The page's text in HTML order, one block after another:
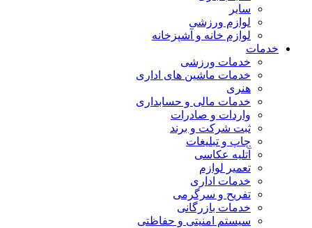
لوازم ورزشی
لوازم خانه و آشپزخانه
خدمات ورزشی
خدمات ماشین های اداری
خدمات مالی و حسابداری
واردات و صادرات
ثبت شرکت و برند
چاپ و تبلیغات
آتلیه عکاسی
تعمیر لوازم
خدمات اداری
تفریح و سرگرمی
خدمات بازرگانی
سیستم امنیتی و حفاظتی